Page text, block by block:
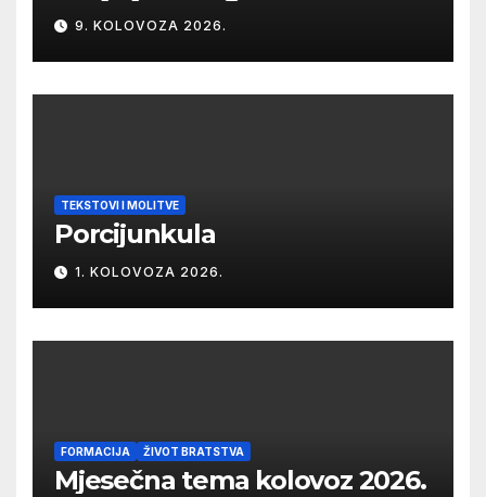
9. KOLOVOZA 2026.
TEKSTOVI I MOLITVE
Porcijunkula
1. KOLOVOZA 2026.
FORMACIJA ŽIVOT BRATSTVA
Mjesečna tema kolovoz 2026.